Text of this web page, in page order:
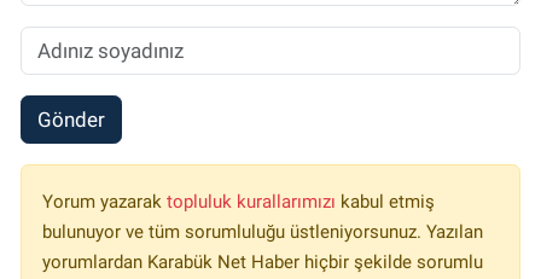
Gönder
Yorum yazarak topluluk kurallarımızı kabul etmiş
bulunuyor ve tüm sorumluluğu üstleniyorsunuz. Yazılan
yorumlardan Karabük Net Haber hiçbir şekilde sorumlu